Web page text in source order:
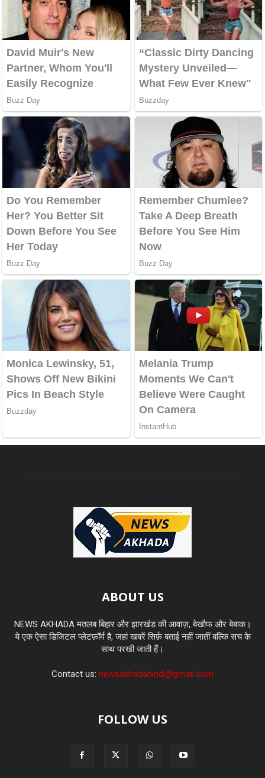
ABOUT US
NEWS AKHADA मतलब बिहार और झारखंड की आवाज़, बेखौफ और बेबाक।
ये एक ऐसा डिजिटल प्लेटफ़ॉर्म है, जहां खबरें सिर्फ़ बताई नहीं जातीं बल्कि सच के
साथ परखी जाती हैं।
Contact us: newsakhadahindi@gmail.com
FOLLOW US